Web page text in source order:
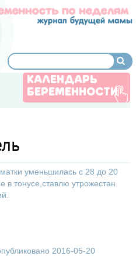
КАЛЕНДАРЬ
БЕРЕМЕННОСТИ
уменьшилась с 28 до 20
в тонусе,ставлю утрожестан.
2016-05-20